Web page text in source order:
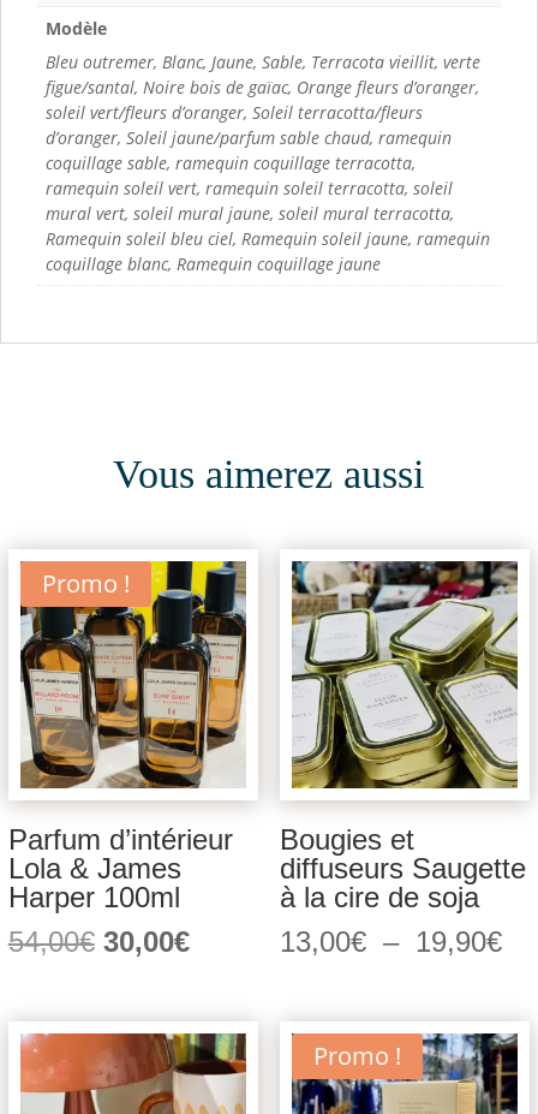
Modèle
Bleu outremer, Blanc, Jaune, Sable, Terracota vieillit, verte
figue/santal, Noire bois de gaïac, Orange fleurs d’oranger,
soleil vert/fleurs d’oranger, Soleil terracotta/fleurs
d’oranger, Soleil jaune/parfum sable chaud, ramequin
coquillage sable, ramequin coquillage terracotta,
ramequin soleil vert, ramequin soleil terracotta, soleil
mural vert, soleil mural jaune, soleil mural terracotta,
Ramequin soleil bleu ciel, Ramequin soleil jaune, ramequin
coquillage blanc, Ramequin coquillage jaune
Vous aimerez aussi
Promo !
Parfum d’intérieur
Lola & James
Harper 100ml
54,00€ Le
était :
54,00€.
30,00€Le
est :
30,00€.
Bougies et
diffuseurs Saugette
à la cire de soja
13,00€ – 19,90€
à
Promo !